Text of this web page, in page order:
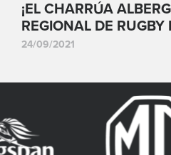
¡EL CHARRÚA
REGIONAL DE RUGBY
24/09/2021